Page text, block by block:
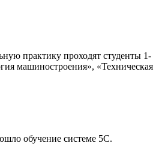
практику проходят студенты 1-
машиностроения», «Техническая
обучение системе 5С.